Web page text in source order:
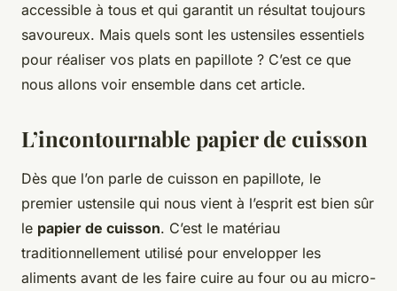
accessible à tous et qui garantit un résultat toujours
savoureux. Mais quels sont les ustensiles essentiels
pour réaliser vos plats en papillote ? C’est ce que
nous allons voir ensemble dans cet article.
L’incontournable papier de cuisson
Dès que l’on parle de cuisson en papillote, le
premier ustensile qui nous vient à l’esprit est bien sûr
le papier de cuisson. C’est le matériau
traditionnellement utilisé pour envelopper les
aliments avant de les faire cuire au four ou au micro-